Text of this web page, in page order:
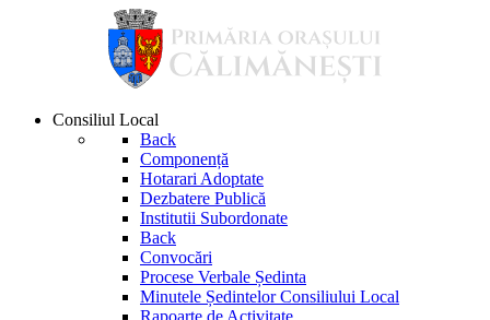
Consiliul Local
Back
Componență
Hotarari Adoptate
Dezbatere Publică
Institutii Subordonate
Back
Convocări
Procese Verbale Ședinta
Minutele Ședintelor Consiliului Local